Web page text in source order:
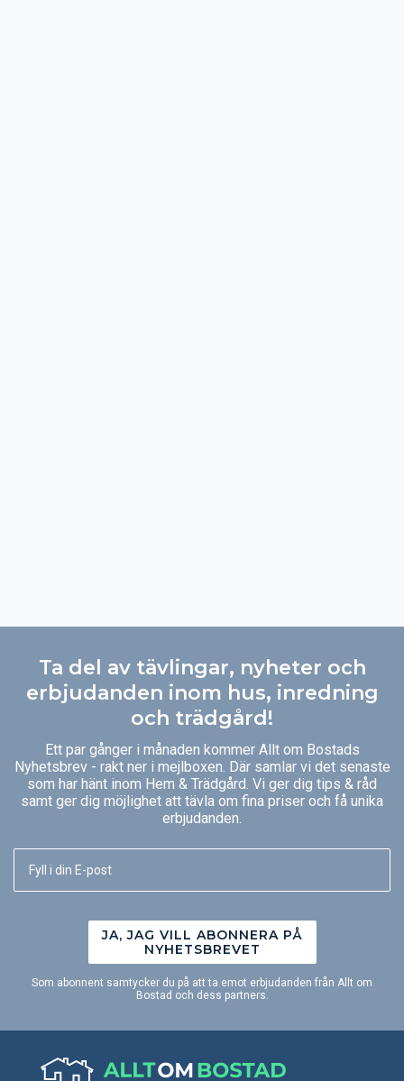
Ta del av tävlingar, nyheter och
erbjudanden inom hus, inredning
och trädgård!
Ett par gånger i månaden kommer Allt om Bostads
Nyhetsbrev - rakt ner i mejlboxen. Där samlar vi det senaste
som har hänt inom Hem & Trädgård. Vi ger dig tips & råd
samt ger dig möjlighet att tävla om fina priser och få unika
erbjudanden.
JA, JAG VILL ABONNERA PÅ
NYHETSBREVET
Som abonnent samtycker du på att ta emot erbjudanden från Allt om
Bostad och dess partners.